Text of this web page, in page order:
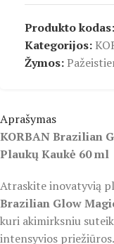
Produkto kodas:
Kategorijos:
Žymos:
Aprašymas
KORBAN Brazilian
Plaukų Kaukė 60 ml
Atraskite inovatyvią
Brazilian Glow
kuri akimirksniu
intensyvios